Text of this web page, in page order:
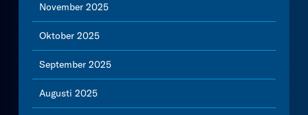
November 2025
Oktober 2025
September 2025
Augusti 2025